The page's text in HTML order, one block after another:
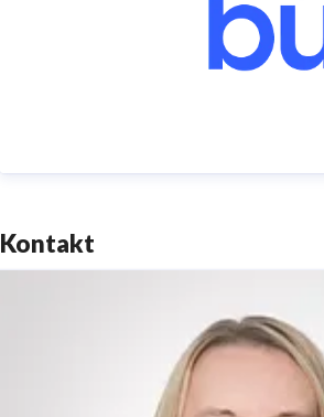
TMB Tourismus-Marketing
Babelsberger Straße 26,
29873-73
Amtsgericht Potsdam HRB
DE194533636 I
Staatssekretärin Dr.
Kontakt